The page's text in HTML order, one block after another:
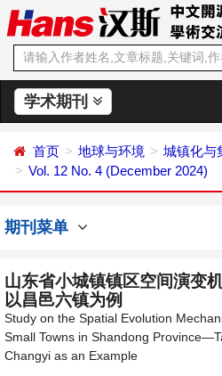
学术期刊
首页 地球与环境
城镇化与
Vol. 12 No. 4 (December 2024)
期刊菜单
山东省小城镇镇区空间演
以昌邑六镇为例
Study on the Spatial Evolution
Small Towns in Shandong
Changyi as an Example